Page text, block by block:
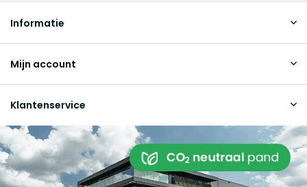
Informatie
Mijn account
Klantenservice